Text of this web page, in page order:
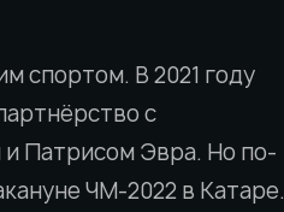
спортом. В 2021 году
с
и Патрисом Эвра. Но по-
ЧМ-2022 в Катаре.